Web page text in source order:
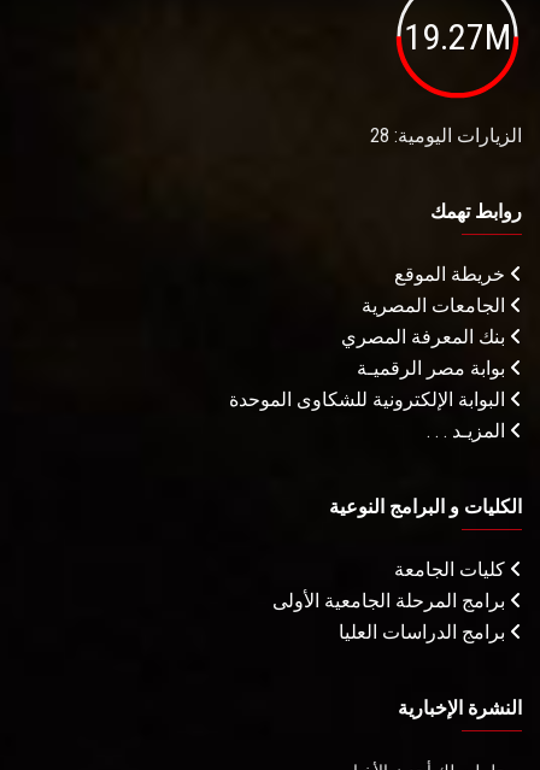
19.27M
الزيارات اليومية: 28
روابط تهمك
خريطة الموقع
الجامعات المصرية
بنك المعرفة المصري
بوابة مصر الرقميـة
البوابة الإلكترونية للشكاوى الموحدة
المزيـد . . .
الكليات و البرامج النوعية
كليات الجامعة
برامج المرحلة الجامعية الأولى
برامج الدراسات العليا
النشرة الإخبارية